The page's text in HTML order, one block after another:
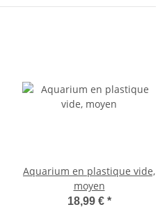
Aquarium en plastique vide,
moyen
18,99 € *